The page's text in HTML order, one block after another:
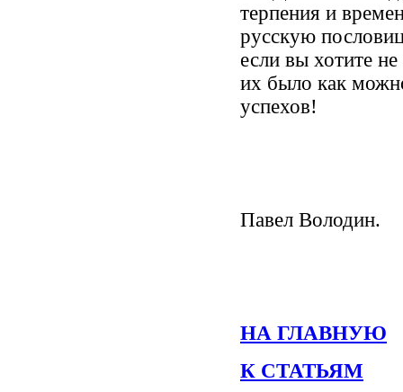
терпения и
русскую
если вы хотите
их было как
успехов!
Павел Володин.
НА ГЛАВНУЮ
К СТАТЬЯМ